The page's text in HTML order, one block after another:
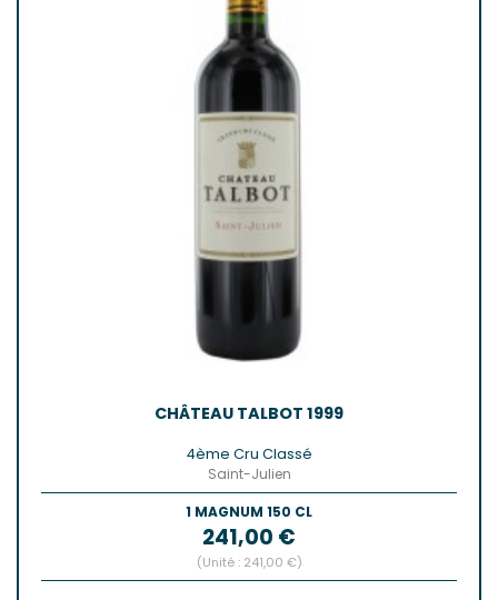
CHÂTEAU TALBOT 1999
4ème Cru Classé
Saint-Julien
1 MAGNUM 150 CL
Prix
241,00 €
(Unité : 241,00 €)